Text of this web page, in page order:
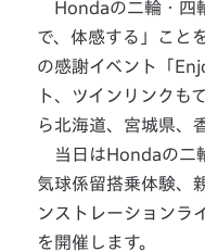
Hondaの二輪・四
で、体感する」こと
の感謝イベント「
ト、ツインリンクも
ら北海道、宮城県、
当日はHondaの二
気球係留搭乗体験、
ンストレーションラ
を開催します。